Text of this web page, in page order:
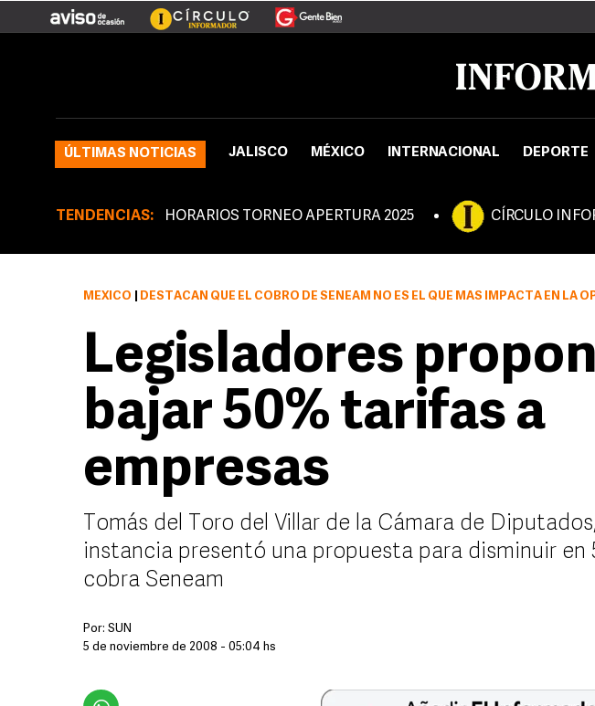
ÚLTIMAS NOTICIAS JALISCO MÉXICO INTERNACIONAL DEPORTE
TENDENCIAS: HORARIOS TORNEO APERTURA 2025 CÍRCULO
MÉXICO DESTACAN QUE EL COBRO DE SENEAM NO ES EL QUE MÁS IMPACTA EN LA OPERACIÓN DE LAS
Legisladores
bajar 50% tarifas a
empresas
Tomás del Toro del Villar de la Cámara de
instancia presentó una propuesta para disminuir en
cobra Seneam
Por: SUN
5 de noviembre de 2008 - 05:04 hs